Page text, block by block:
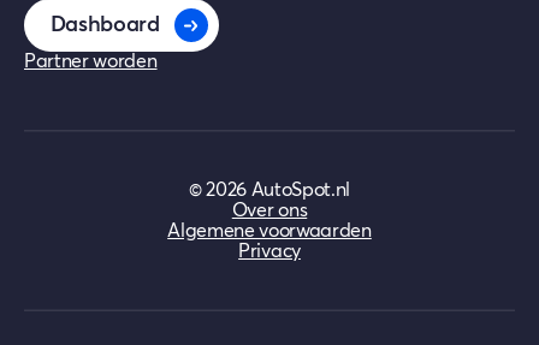
Dashboard
Partner worden
©2026AutoSpot.nl
Over ons
Algemene voorwaarden
Privacy